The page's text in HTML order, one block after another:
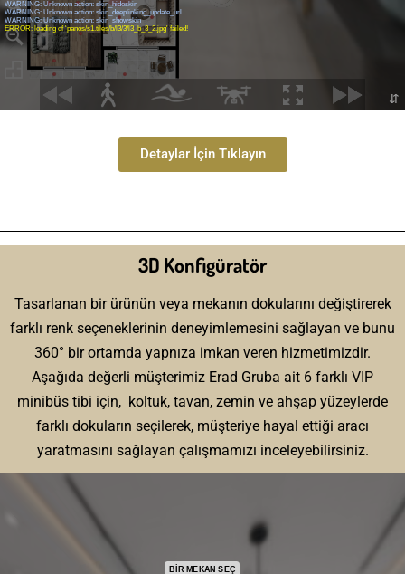
Detaylar İçin Tıklayın
3D Konfigüratör
Tasarlanan bir ürünün veya mekanın dokularını değiştirerek
farklı renk seçeneklerinin deneyimlemesini sağlayan ve bunu
360° bir ortamda yapnıza imkan veren hizmetimizdir.
Aşağıda değerli müşterimiz Erad Gruba ait 6 farklı VIP
minibüs tibi için, koltuk, tavan, zemin ve ahşap yüzeylerde
farklı dokuların seçilerek, müşteriye hayal ettiği aracı
yaratmasını sağlayan çalışmamızı inceleyebilirsiniz.